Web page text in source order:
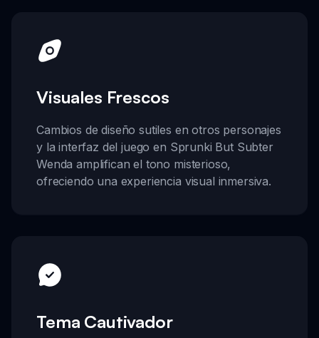
Visuales Frescos
Cambios de diseño sutiles en otros personajes
y la interfaz del juego en Sprunki But Subter
Wenda amplifican el tono misterioso,
ofreciendo una experiencia visual inmersiva.
Tema Cautivador